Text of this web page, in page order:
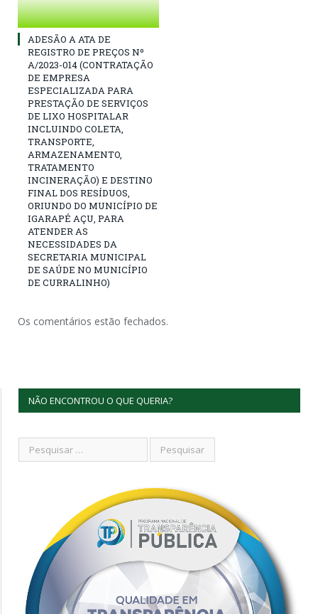
ADESÃO A ATA DE
REGISTRO DE PREÇOS Nº
A/2023-014 (CONTRATAÇÃO
DE EMPRESA
ESPECIALIZADA PARA
PRESTAÇÃO DE SERVIÇOS
DE LIXO HOSPITALAR
INCLUINDO COLETA,
TRANSPORTE,
ARMAZENAMENTO,
TRATAMENTO
INCINERAÇÃO) E DESTINO
FINAL DOS RESÍDUOS,
ORIUNDO DO MUNICÍPIO DE
IGARAPÉ AÇU, PARA
ATENDER AS
NECESSIDADES DA
SECRETARIA MUNICIPAL
DE SAÚDE NO MUNICÍPIO
DE CURRALINHO)
Os comentários estão fechados.
NÃO ENCONTROU O QUE QUERIA?